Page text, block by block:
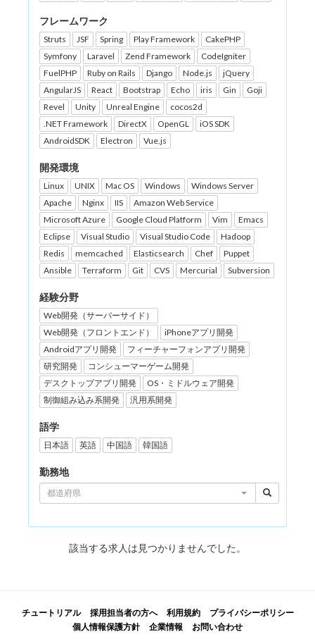
フレームワーク
Struts JSF Spring Play Framework
CakePHP
Symfony
Laravel Zend Framework
CodeIgniter
FuelPHP
Ruby on Rails Django Node.js
jQuery
AngularJS
React Bootstrap Echo iris Gin
Goji
Revel
Unity Unreal Engine
cocos2d
.NET Framework
DirectX OpenGL
iOS SDK
AndroidSDK
Electron Vue.js
開発環境
Linux UNIX Mac OS Windows
Windows Server
Apache
Nginx IIS
Amazon Web Service
Microsoft Azure
Google Cloud Platform Vim
Emacs
Eclipse
Visual Studio Visual Studio Code
Hadoop
Redis
memcached Elasticsearch Chef
Puppet
Ansible
Terraform Git CVS Mercurial Subversion
経験分野
Web開発（サーバーサイド）
Web開発（フロントエンド）
iPhoneアプリ開発
Androidアプリ開発
フィーチャーフォンアプリ開発
研究開発
コンシューマーゲーム開発
デスクトップアプリ開発
OS・ミドルウェア開発
制御組み込み系開発
汎用系開発
語学
日本語 英語 中国語 韓国語
勤務地
都道府県
該当する求人は見つかりませんでした。
チュートリアル 採用担当者の方へ 利用規約
プライバシーポリシー
個人情報保護方針
企業情報 お問い合わせ